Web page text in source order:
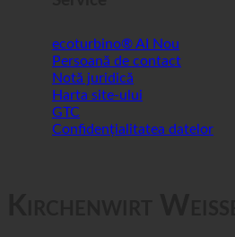
ecoturbino® AI
Persoană de contact
Notă juridică
Harta site-ului
GTC
Confidențialitatea datelor